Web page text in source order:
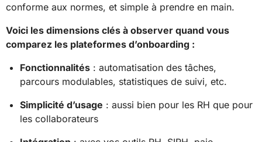
conforme aux normes, et simple à prendre en main.
Voici les dimensions clés à observer quand vous
comparez les plateformes d’onboarding :
Fonctionnalités : automatisation des tâches,
parcours modulables, statistiques de suivi, etc.
Simplicité d’usage : aussi bien pour les RH que pour
les collaborateurs